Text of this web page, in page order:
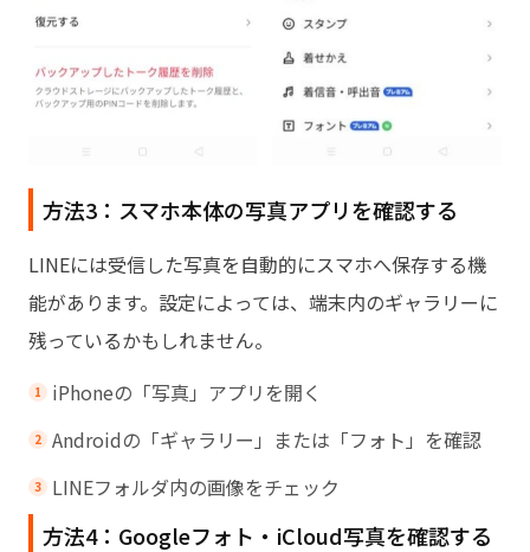
方法3：スマホ本体の写真アプリを確認する
LINEには受信した写真を自動的にスマホへ保存する機
能があります。設定によっては、端末内のギャラリーに
残っているかもしれません。
iPhoneの「写真」アプリを開く
Androidの「ギャラリー」または「フォト」を確認
LINEフォルダ内の画像をチェック
方法4：Googleフォト・iCloud写真を確認する